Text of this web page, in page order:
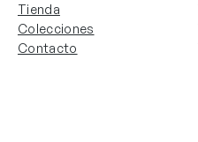
Tienda
Colecciones
Contacto